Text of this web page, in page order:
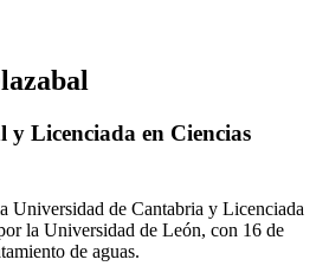
y Licenciada en Ciencias
Universidad de Cantabria y Licenciada
la Universidad de León, con 16 de
de aguas.